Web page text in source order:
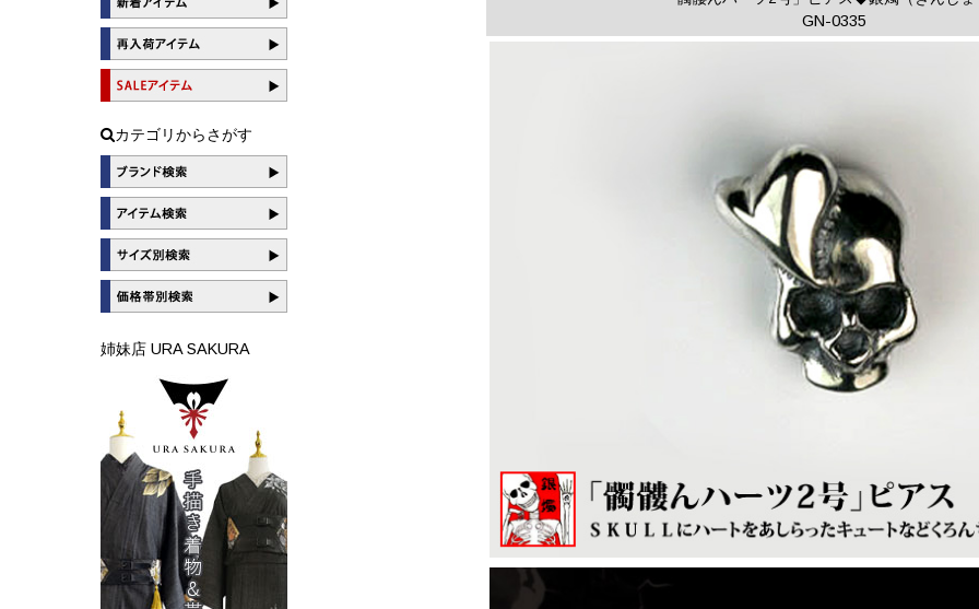
カテゴリからさがす
姉妹店 URA SAKURA
GN-0335